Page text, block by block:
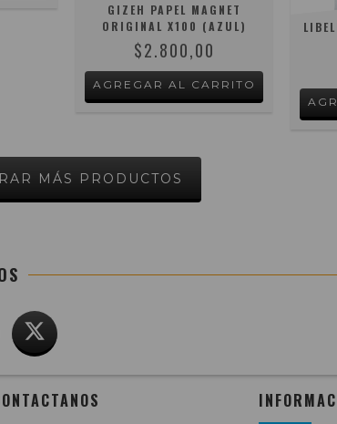
GIZEH PAPEL MAGNET
ORIGINAL X100 (AZUL)
$2.800,00
MÁS PRODUCTOS